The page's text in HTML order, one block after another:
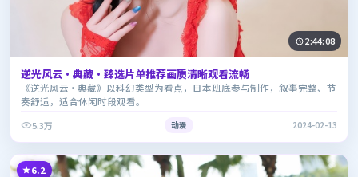
2:44:08
逆光风云·典藏·臻选片单推荐画质清晰观看流畅
《逆光风云·典藏》以科幻类型为看点，日本班底参与制作，叙事完整、节
奏舒适，适合休闲时段观看。
5.3万
动漫 2024-02-13
6.2